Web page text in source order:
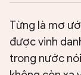
THƠ
TRUYỀN THỐNG
Từng là mơ
được vinh
trong nước